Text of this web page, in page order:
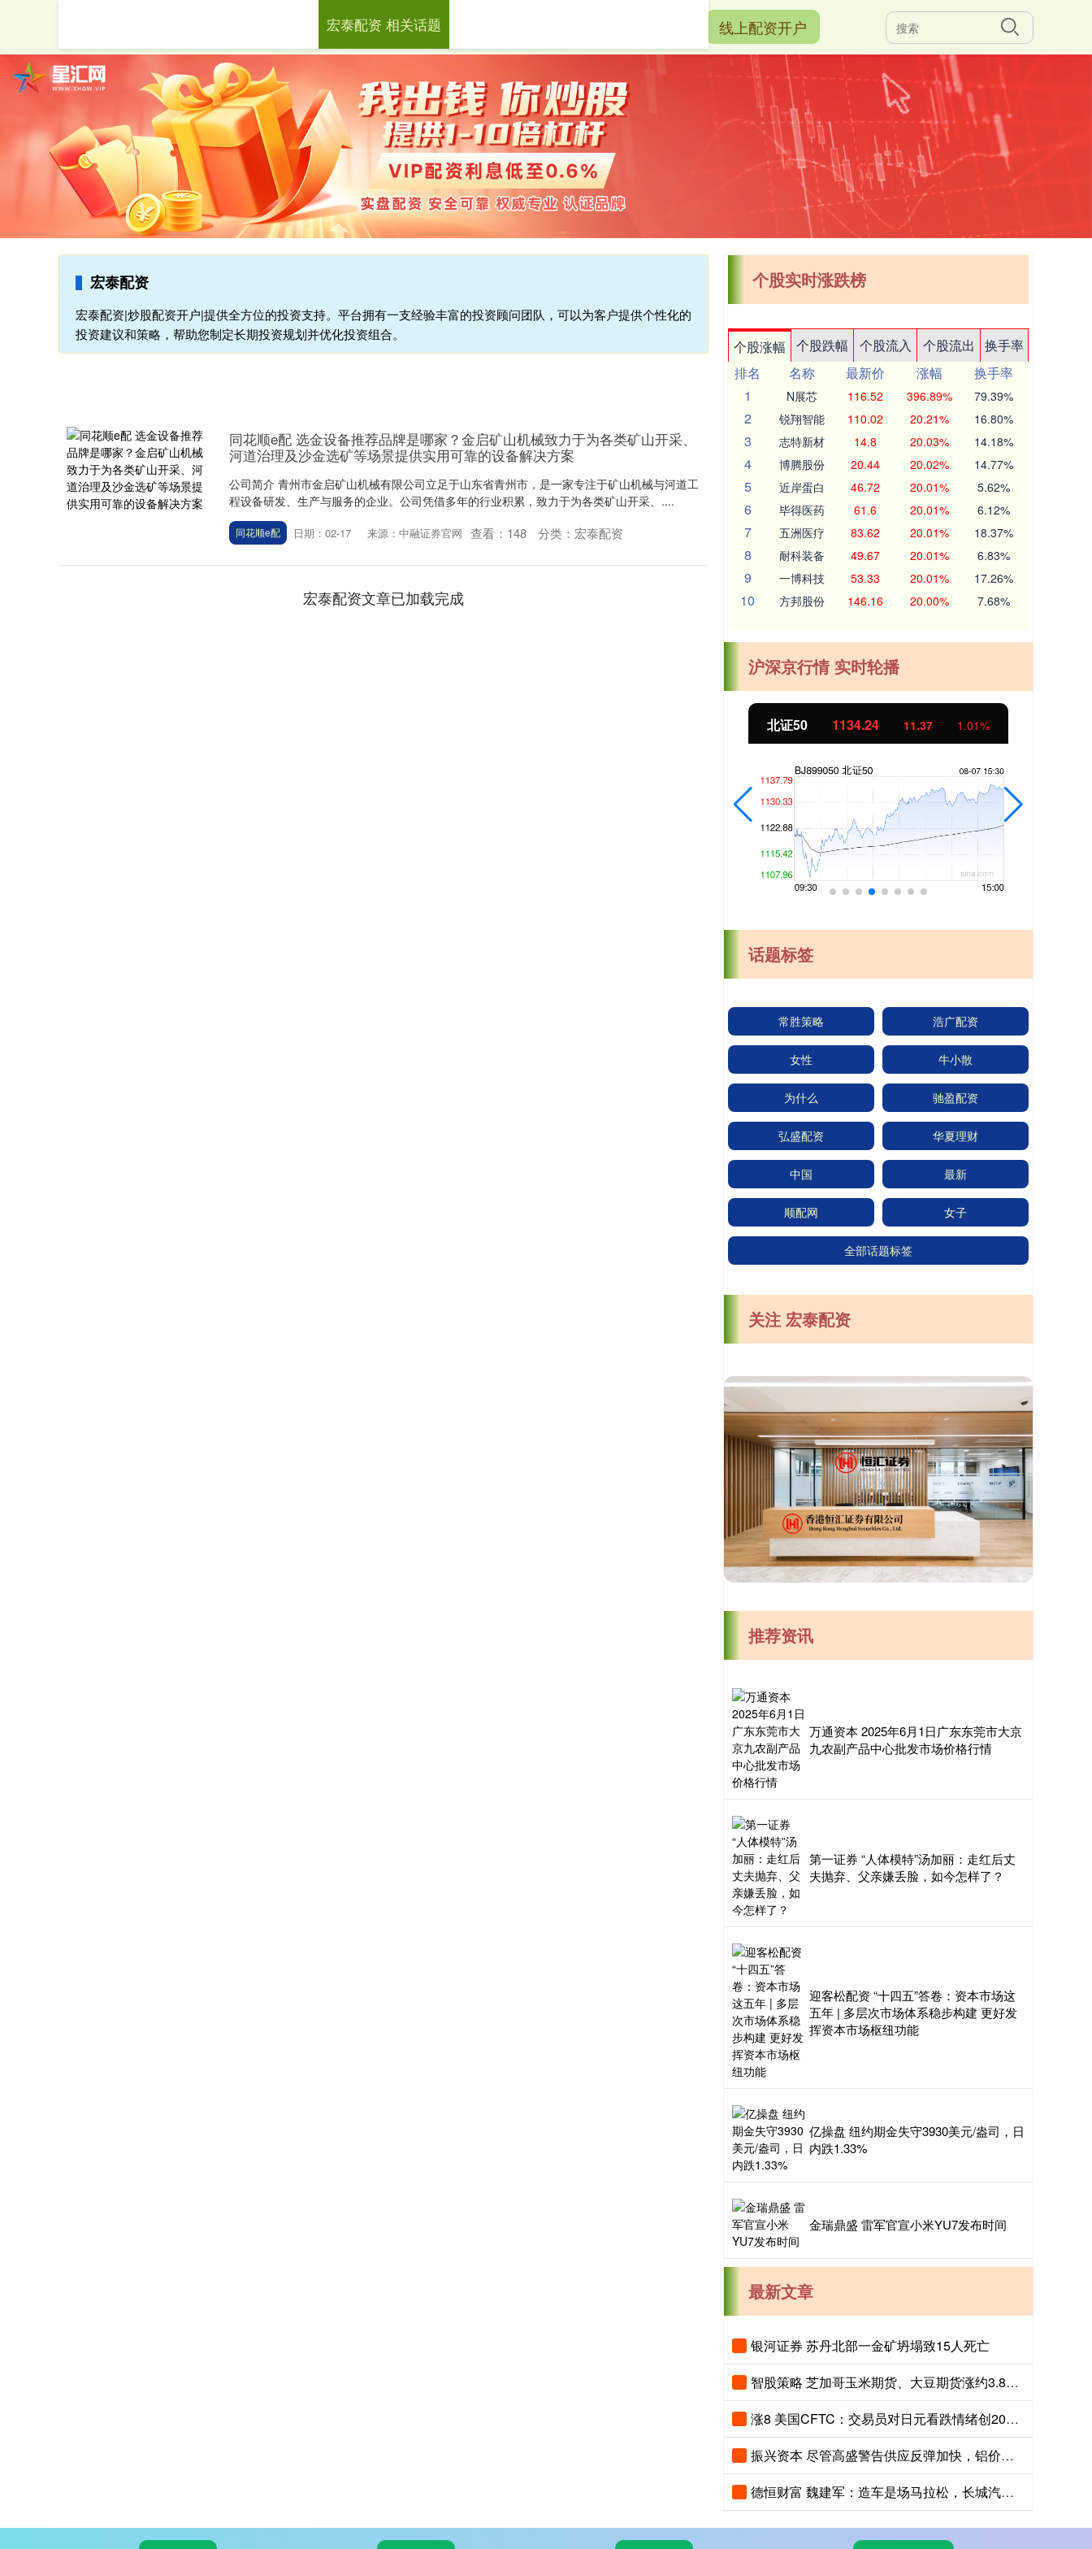
宏泰配资 线上配资开户
宏泰配资
宏泰配资|炒股配资开户|提供全方位的投资支持。平台拥有一支经验丰富的投资顾问团队，可以为客户提供个性化的
投资建议和策略，帮助您制定长期投资规划并优化投资组合。
宏泰配资 相关话题
同花顺e配 选金设备推荐品牌是哪家？金启矿山机械致力于为各类矿山开采、
河道治理及沙金选矿等场景提供实用可靠的设备解决方案
公司简介 青州市金启矿山机械有限公司立足于山东省青州市，是一家专注于矿山机械与河道工
程设备研发、生产与服务的企业。公司凭借多年的行业积累，致力于为各类矿山开采、....
同花顺e配 日期：02-17 来源：中融证券官网 查看： 148 分类： 宏泰配资
宏泰配资文章已加载完成
个股实时涨跌榜
个股涨幅 个股跌幅 个股流入 个股流出
换手率
排名
名称 最新价 涨幅
换手率
1
N展芯 116.52 396.89% 79.39%
2 锐翔智能 110.02 20.21% 16.80%
3 志特新材 14.8 20.03% 14.18%
4 博腾股份 20.44 20.02% 14.77%
5 近岸蛋白 46.72 20.01% 5.62%
6 毕得医药 61.6 20.01% 6.12%
7 五洲医疗 83.62 20.01% 18.37%
8 耐科装备 49.67 20.01% 6.83%
9 一博科技 53.33 20.01% 17.26%
10 方邦股份 146.16 20.00% 7.68%
沪深京行情 实时轮播
北证50 1134.24 11.37 1.01%
话题标签
常胜策略 浩广配资
女性 牛小散
为什么 驰盈配资
弘盛配资 华夏理财
中国 最新
顺配网 女子
全部话题标签
关注 宏泰配资
推荐资讯
万通资本 2025年6月1日广东东莞市大京
九农副产品中心批发市场价格行情
第一证券 “人体模特”汤加丽：走红后丈
夫抛弃、父亲嫌丢脸，如今怎样了？
迎客松配资 “十四五”答卷：资本市场这
五年 | 多层次市场体系稳步构建 更好发
挥资本市场枢纽功能
亿操盘 纽约期金失守3930美元/盎司，日
内跌1.33%
金瑞鼎盛 雷军官宣小米YU7发布时间
最新文章
银河证券 苏丹北部一金矿坍塌致15人死亡
智股策略 芝加哥玉米期货、大豆期货涨约3.8%，投资者关注夏季天气对全球农作物生长构成的风险
涨8 美国CFTC：交易员对日元看跌情绪创2007年以来最高，对美元看涨程度创2015年以来最高
振兴资本 尽管高盛警告供应反弹加快，铝价依然上涨
德恒财富 魏建军：造车是场马拉松，长城汽车聚焦长期主义与有质量的市占率